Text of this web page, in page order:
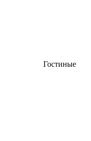
Гостиные